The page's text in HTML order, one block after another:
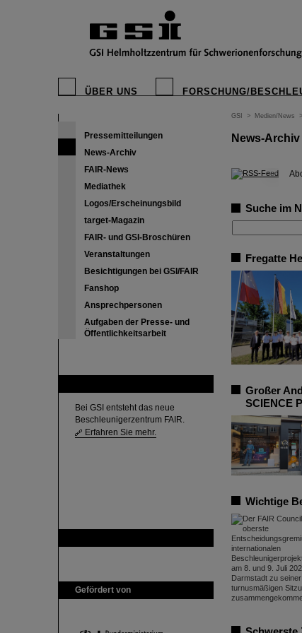
ÜBER UNS FORSCHUNG/
Pressemitteilungen
News-Archiv
FAIR-News
Mediathek
Logos/Erscheinungsbild
target-Magazin
FAIR- und GSI-Broschüren
Veranstaltungen
Besichtigungen bei GSI/FAIR
Fanshop
Ansprechpersonen
Aufgaben der Presse- und
Öffentlichkeitsarbeit
Bei GSI entsteht das neue
Beschleunigerzentrum FAIR.
Erfahren Sie mehr.
Gefördert von
GSI > Medien/News
News-Archiv
©
Suche im
Fregatte
Großer
SCIENCE
Wichtige